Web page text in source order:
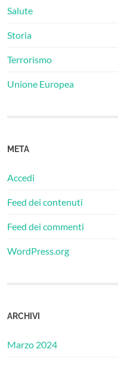
Salute
Storia
Terrorismo
Unione Europea
META
Accedi
Feed dei contenuti
Feed dei commenti
WordPress.org
ARCHIVI
Marzo 2024